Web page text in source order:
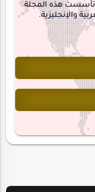
تأسست هذه المجلة